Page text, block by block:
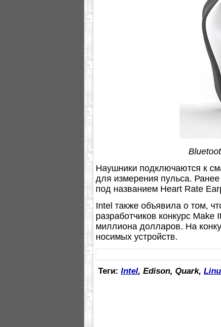
Наушники подключаются к
для измерения пульса.
под названием Heart Rate
Intel также объявила о том,
разработчиков конкурс
миллиона долларов. На
носимых устройств.
Теги: Intel, Edison, Quark,